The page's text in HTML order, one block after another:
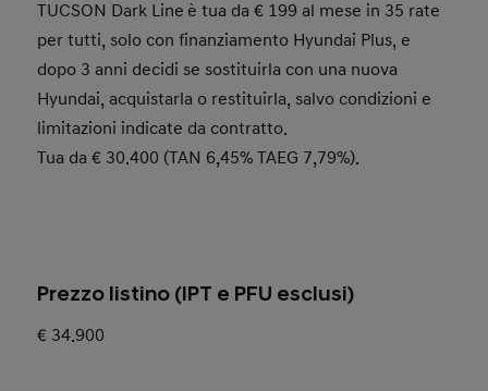
TUCSON Dark Line è tua da € 199 al mese in 35 rate
per tutti, solo con finanziamento Hyundai Plus, e
dopo 3 anni decidi se sostituirla con una nuova
Hyundai, acquistarla o restituirla, salvo condizioni e
limitazioni indicate da contratto.
Tua da € 30.400 (TAN 6,45% TAEG 7,79%).
Prezzo listino (IPT e PFU esclusi)
€ 34.900